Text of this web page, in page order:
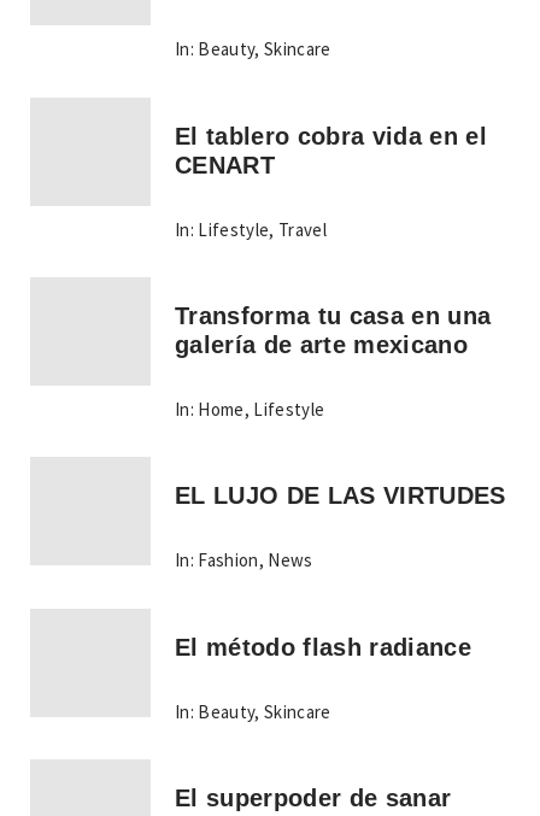
In: Beauty,Skincare
El tablero cobra vida en el
CENART
In: Lifestyle, Travel
Transforma tu casa en una
galería de arte mexicano
In: Home, Lifestyle
EL LUJO DE LAS VIRTUDES
In: Fashion, News
El método flash radiance
In: Beauty,Skincare
El superpoder de sanar